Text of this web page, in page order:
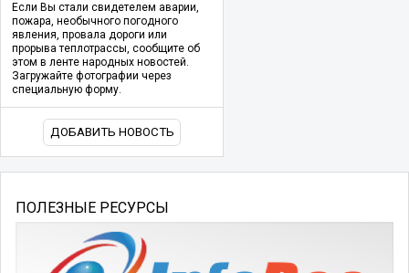
Если Вы стали свидетелем аварии,
пожара, необычного погодного
явления, провала дороги или
прорыва теплотрассы, сообщите об
этом в ленте народных новостей.
Загружайте фотографии через
специальную форму.
ДОБАВИТЬ НОВОСТЬ
ПОЛЕЗНЫЕ РЕСУРСЫ